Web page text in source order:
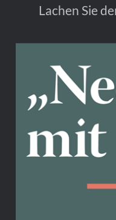
Lachen Sie